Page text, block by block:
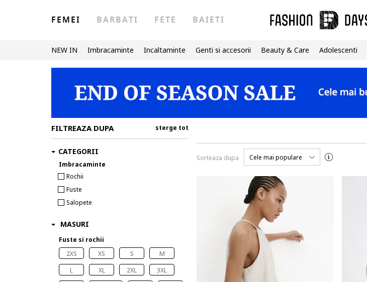
FEMEI BARBATI FETE BAIETI
NEW IN Imbracaminte Incaltaminte Genti si accesorii Beauty & Care Adolescenti
Sorteaza dupa
Cele mai populare
FILTREAZA DUPA sterge tot
CATEGORII
Imbracaminte
Rochii
Fuste
Salopete
MASURI
Fuste si rochii
2XS
XS S
M
L
XL 2XL
3XL